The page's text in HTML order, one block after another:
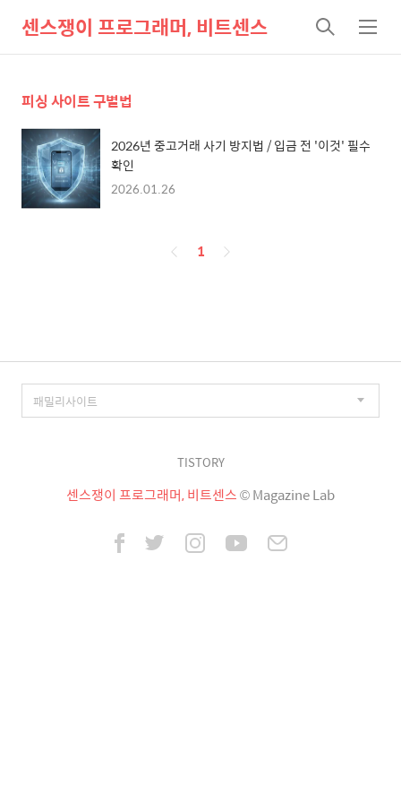
센스쟁이 프로그래머, 비트센스
검
색
메
뉴
피싱 사이트 구별법
2026년 중고거래 사기 방지법 / 입금 전 '이것' 필수
확인
2026.01.26
페
1
TISTORY
센스쟁이 프로그래머, 비트센스© Magazine Lab